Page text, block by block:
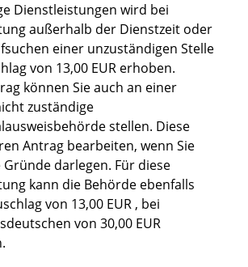
Dienstleistungen wird bei
außerhalb der Dienstzeit oder
einer unzuständigen Stelle
von 13,00 EUR erhoben.
können Sie auch an einer
zuständige
stellen. Diese
Antrag bearbeiten, wenn Sie
darlegen. Für diese
kann die Behörde ebenfalls
von 13,00 EUR , bei
von 30,00 EUR